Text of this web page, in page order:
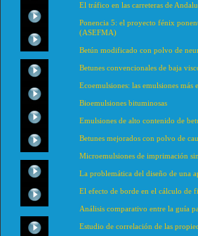
El tráfico en las carreteras de
Ponencia 5: el proyecto fénix
(ASEFMA)
Betún modificado con polvo de
Betunes convencionales de baja
Ecoemulsiones: las emulsiones
Bioemulsiones bituminosas
Emulsiones de alto contenido de
Betunes mejorados con polvo de
Microemulsiones de imprimación
La problemática del diseño de una
El efecto de borde en el cálculo de
Análisis comparativo entre la guía
Estudio de correlación de las